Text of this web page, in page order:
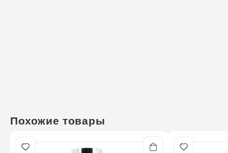
Похожие товары